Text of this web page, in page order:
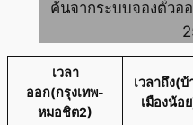
ค้นจากระบบจองตั๋วอ
เวลา
ออก(กรุงเทพ-
หมอชิต2)
เวลาถึง(บ้
เมืองน้อ